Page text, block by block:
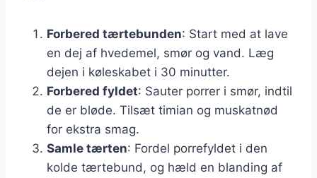
Forbered tærtebunden: Start med at lave
en dej af hvedemel, smør og vand. Læg
dejen i køleskabet i 30 minutter.
Forbered fyldet: Sauter porrer i smør, indtil
de er bløde. Tilsæt timian og muskatnød
for ekstra smag.
Samle tærten: Fordel porrefyldet i den
kolde tærtebund, og hæld en blanding af